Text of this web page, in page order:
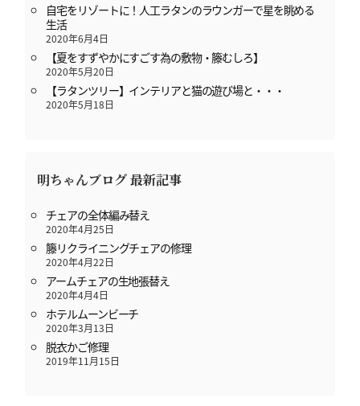
自宅をリゾートに！人工ラタンのラウンガーで星を眺める
生活
2020年6月4日
【夏をすずやかにすごす為の敷物・籐むしろ】
2020年5月20日
【ラタンツリー】インテリアと猫の遊び場と・・・
2020年5月18日
明ちゃんブログ 最新記事
チェアの全体編み替え
2020年4月25日
籐リクライニングチェアの修理
2020年4月22日
アームチェアの生地張替え
2020年4月4日
ホテルムーンビーチ
2020年3月13日
脱衣かご修理
2019年11月15日